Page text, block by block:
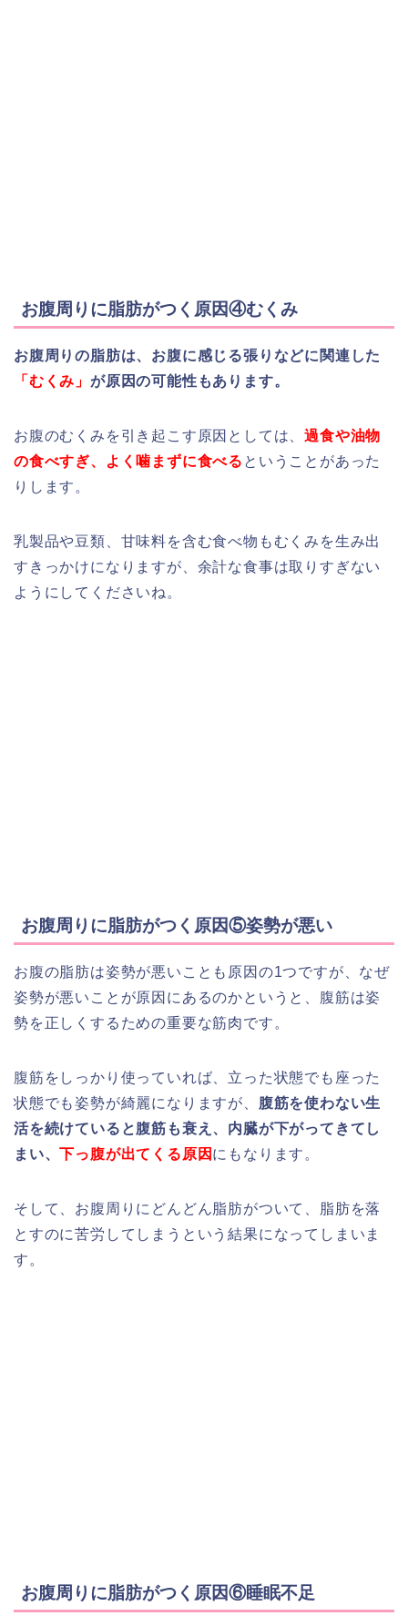
お腹周りに脂肪がつく原因④むくみ
お腹周りの脂肪は、お腹に感じる張りなどに関連した
「むくみ」 が原因の可能性もあります。
お腹のむくみを引き起こす原因としては、過食や油物
の食べすぎ、よく噛まずに食べる ということがあった
りします。
乳製品や豆類、甘味料を含む食べ物もむくみを生み出
すきっかけになりますが、余計な食事は取りすぎない
ようにしてくださいね。
お腹周りに脂肪がつく原因⑤姿勢が悪い
お腹の脂肪は姿勢が悪いことも原因の1つですが、なぜ
姿勢が悪いことが原因にあるのかというと、腹筋は姿
勢を正しくするための重要な筋肉です。
腹筋をしっかり使っていれば、立った状態でも座った
状態でも姿勢が綺麗になりますが、 腹筋を使わない生
活を続けていると腹筋も衰え、内臓が下がってきてし
まい、下っ腹が出てくる原因 にもなります。
そして、お腹周りにどんどん脂肪がついて、脂肪を落
とすのに苦労してしまうという結果になってしまいま
す。
お腹周りに脂肪がつく原因⑥睡眠不足